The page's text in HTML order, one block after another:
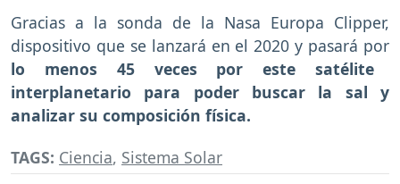
Gracias a la sonda de la Nasa Europa Clipper,
dispositivo que se lanzará en el 2020 y pasará por
lo menos 45 veces por este satélite
interplanetario para poder buscar la sal y
analizar su composición física.
TAGS: Ciencia, Sistema Solar